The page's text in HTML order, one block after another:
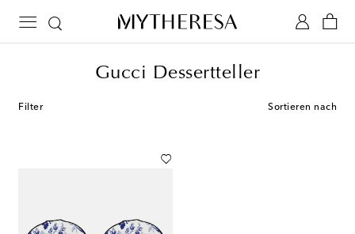
Gucci Dessertteller
Filter Sortieren nach